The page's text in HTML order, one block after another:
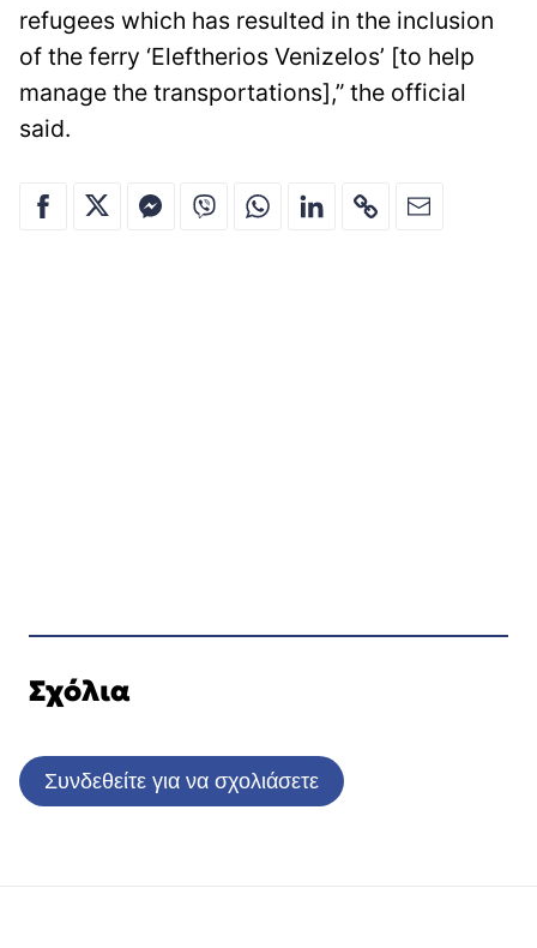
refugees which has resulted in the inclusion
of the ferry ‘Eleftherios Venizelos’ [to help
manage the transportations],” the official
said.
Σχόλια
Συνδεθείτε για να σχολιάσετε